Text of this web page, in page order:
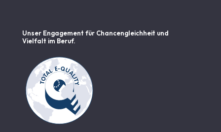
Unser Engagement für Chancen­gleichheit und
Vielfalt im Beruf.